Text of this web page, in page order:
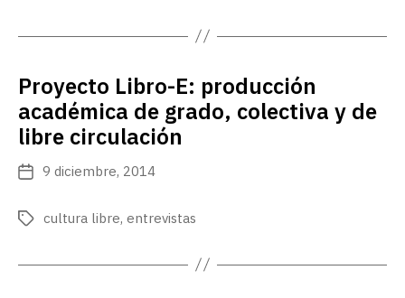
Proyecto Libro-E: producción
académica de grado, colectiva y de
libre circulación
Fecha
publicación
9 diciembre, 2014
Etiquetas
cultura libre, entrevistas